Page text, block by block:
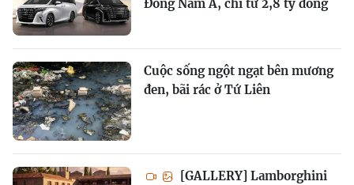
Đông Nam Á, chỉ từ 2,8 tỷ đồng
Cuộc sống ngột ngạt bên mương
đen, bãi rác ở Tứ Liên
[GALLERY] Lamborghini